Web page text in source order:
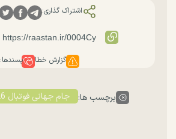
اشتراک گذاری:
گزارش خطا پسندها:
برچسب ها: جام جهانی فوتبال 2026